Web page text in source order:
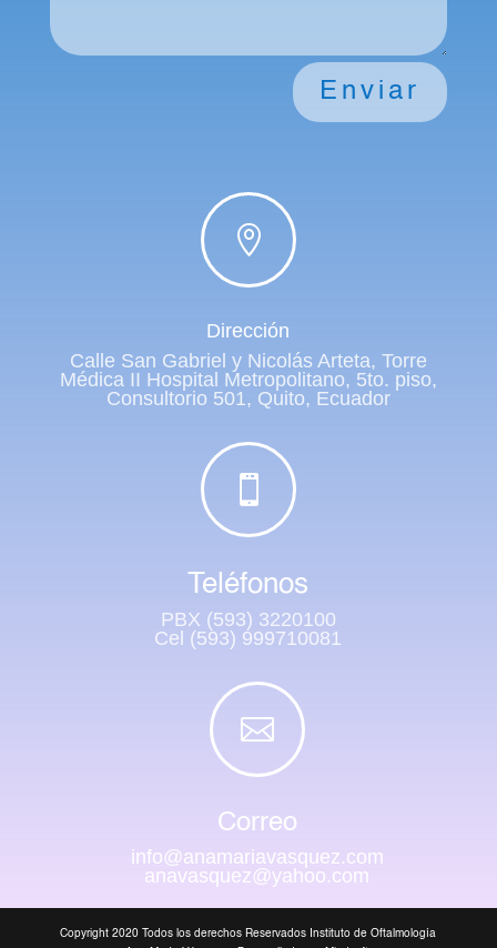
Enviar

Dirección
Calle San Gabriel y Nicolás Arteta, Torre
Médica II Hospital Metropolitano, 5to. piso,
Consultorio 501, Quito, Ecuador

Teléfonos
PBX (593) 3220100
Cel (593) 999710081

Correo
info@anamariavasquez.com
anavasquez@yahoo.com
Copyright 2020 Todos los derechos Reservados Instituto de Oftalmología